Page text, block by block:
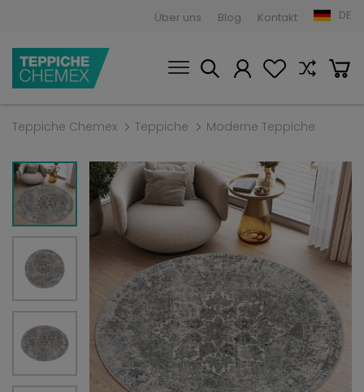
Über uns Blog Kontakt DE
Teppiche Chemex Teppiche Moderne Teppiche